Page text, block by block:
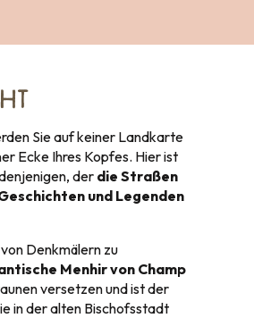
Sie auf keiner Landkarte
Ecke Ihres Kopfes. Hier ist
derdie Straßen
und Legenden
Denkmälern zu
Menhir von Champ
versetzen und ist der
in der alten Bischofsstadt